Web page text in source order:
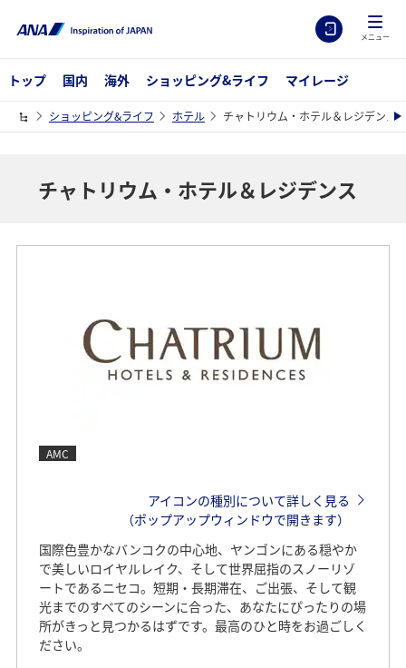
メニュー
トップ 国内 海外 ショッピング&ライフ マイレージ
ショッピング&ライフ ホテル チャトリウム・ホテル＆レジデンス
チャトリウム・ホテル＆レジデンス
AMC
アイコンの種別について詳しく見る
（ポップアップウィンドウで開きます）
国際色豊かなバンコクの中心地、ヤンゴンにある穏やか
で美しいロイヤルレイク、そして世界屈指のスノーリゾ
ートであるニセコ。短期・長期滞在、ご出張、そして観
光までのすべてのシーンに合った、あなたにぴったりの場
所がきっと見つかるはずです。最高のひと時をお過ごしく
ださい。